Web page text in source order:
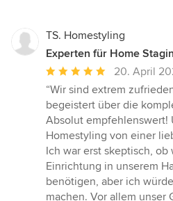
TS. Homestyling
Experten für Home
Durchschnittliche
Bewertung:
5
von
5
Sternen
20. April
“Wir sind extrem
begeistert über die
Absolut empfehlenswert!
Homestyling von einer
Ich war erst skeptisch,
Einrichtung in unserem
benötigen, aber ich
machen. Vor allem unser